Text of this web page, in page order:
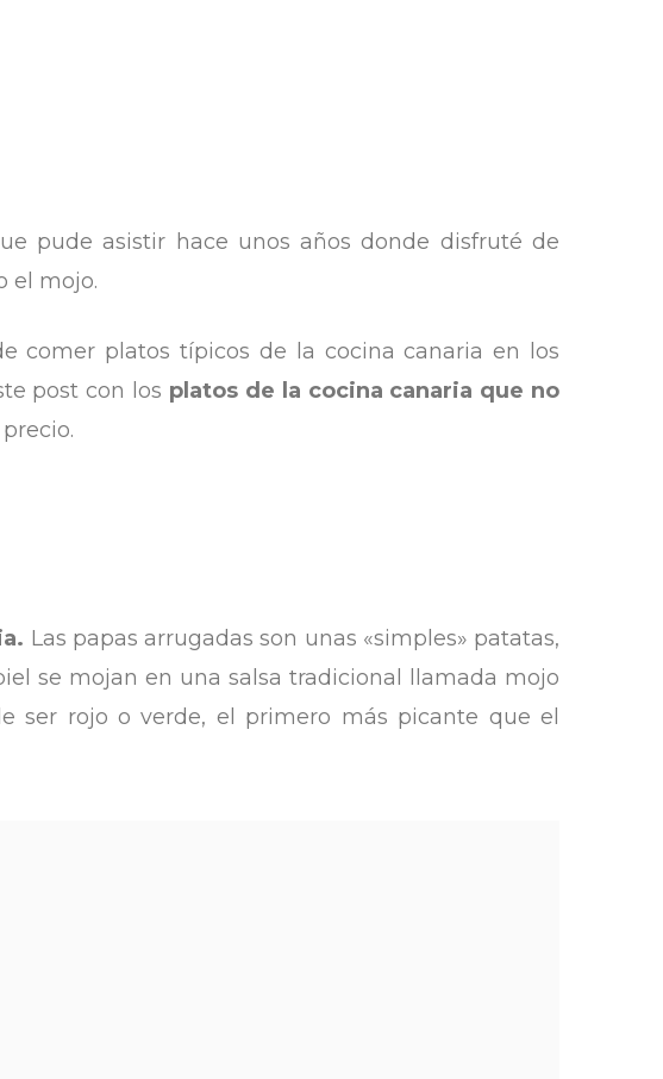
pude asistir hace unos años donde disfruté de
el mojo.
comer platos típicos de la cocina canaria en los
post con los platos de la cocina canaria que no
Las papas arrugadas son unas «simples» patatas,
se mojan en una salsa tradicional llamada mojo
ser rojo o verde, el primero más picante que el